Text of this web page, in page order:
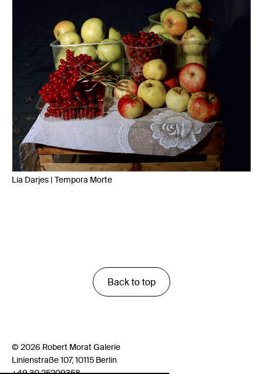
Lia Darjes | Tempora Morte
Back to top
© 2026 Robert Morat Galerie
Linienstraße 107, 10115 Berlin